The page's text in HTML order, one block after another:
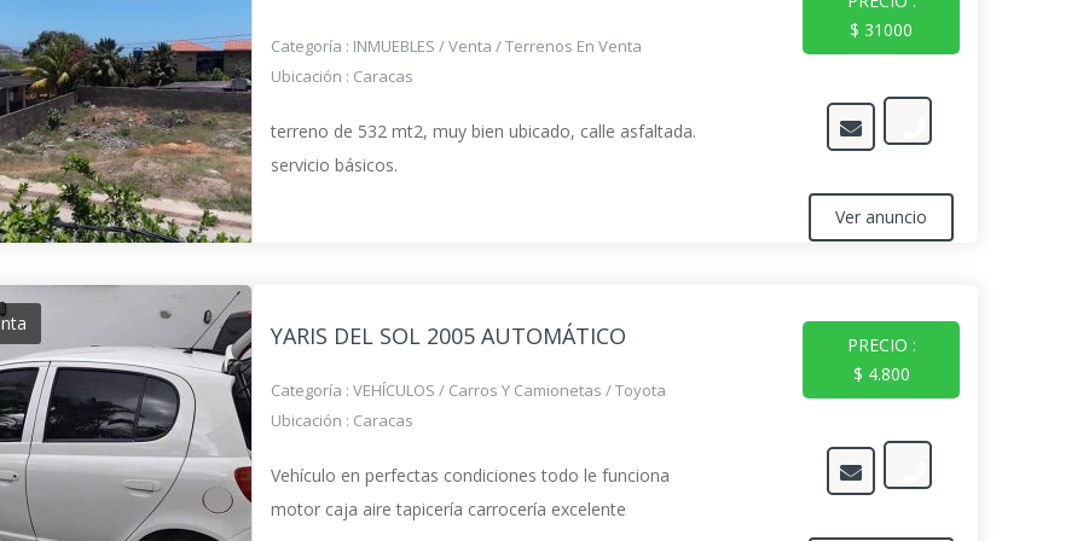
$ 31000
Ver anuncio
Categoría : INMUEBLES /Venta /Terrenos En Venta
Ubicación : Caracas
terreno de 532 mt2, muy bien ubicado, calle asfaltada.
servicio básicos.
PRECIO :
$ 4.800
YARIS DEL SOL 2005 AUTOMÁTICO
Categoría : VEHÍCULOS / Carros Y Camionetas /Toyota
Ubicación : Caracas
Vehículo en perfectas condiciones todo le funciona
motor caja aire tapicería carrocería excelente